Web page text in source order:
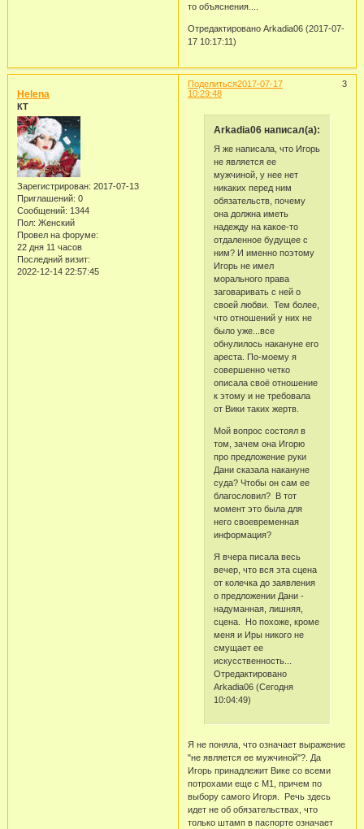
то объяснения....
Отредактировано Arkadia06 (2017-07-
17 10:17:11)
Поделиться 3
2017-07-17
10:29:48
Helena
КТ
Зарегистрирован: 2017-07-13
Приглашений: 0
Сообщений: 1344
Пол: Женский
Провел на форуме:
22 дня 11 часов
Последний визит:
2022-12-14 22:57:45
Arkadia06 написал(а):
Я же написала, что Игорь
не является ее
мужчиной, у нее нет
никаких перед ним
обязательств, почему
она должна иметь
надежду на какое-то
отдаленное будущее с
ним? И именно поэтому
Игорь не имел
морального права
заговаривать с ней о
своей любви. Тем более,
что отношений у них не
было уже...все
обнулилось накануне его
ареста. По-моему я
совершенно четко
описала своё отношение
к этому и не требовала
от Вики таких жертв.
Мой вопрос состоял в
том, зачем она Игорю
про предложение руки
Дани сказала накануне
суда? Чтобы он сам ее
благословил? В тот
момент это была для
него своевременная
информация?
Я вчера писала весь
вечер, что вся эта сцена
от колечка до заявления
о предложении Дани -
надуманная, лишняя,
сцена. Но похоже, кроме
меня и Иры никого не
смущает ее
искусственность...
Отредактировано
Arkadia06 (Сегодня
10:04:49)
Я не поняла, что означает выражение
"не является ее мужчиной"?. Да
Игорь принадлежит Вике со всеми
потрохами еще с М1, причем по
выбору самого Игоря. Речь здесь
идет не об обязательствах, что
только штамп в паспорте означает